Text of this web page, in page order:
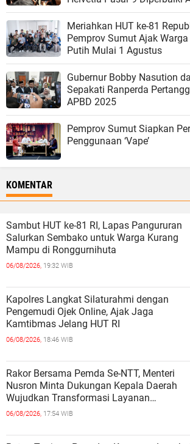
Meriahkan HUT ke-81
Pemprov Sumut Ajak
Putih Mulai 1 Agustus
Gubernur Bobby Nasution
Sepakati Ranperda
APBD 2025
Pemprov Sumut Siapkan
Penggunaan ‘Vape’
KOMENTAR
Sambut HUT ke-81 RI, Lapas Pangururan
Salurkan Sembako untuk Warga Kurang
Mampu di Ronggurnihuta
06/08/2026, 19:32 WIB
Kapolres Langkat Silaturahmi dengan
Pengemudi Ojek Online, Ajak Jaga
Kamtibmas Jelang HUT RI
06/08/2026, 18:46 WIB
Rakor Bersama Pemda Se-NTT, Menteri
Nusron Minta Dukungan Kepala Daerah
Wujudkan Transformasi Layanan
Pertanahan
06/08/2026, 17:54 WIB